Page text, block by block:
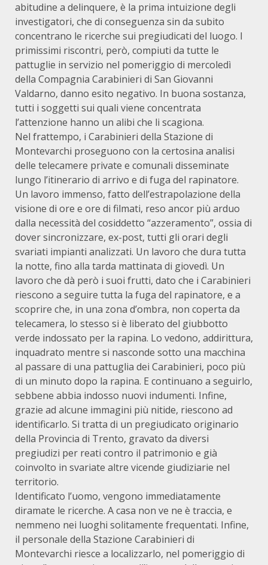
abitudine a delinquere, è la prima intuizione degli
investigatori, che di conseguenza sin da subito
concentrano le ricerche sui pregiudicati del luogo. I
primissimi riscontri, però, compiuti da tutte le
pattuglie in servizio nel pomeriggio di mercoledì
della Compagnia Carabinieri di San Giovanni
Valdarno, danno esito negativo. In buona sostanza,
tutti i soggetti sui quali viene concentrata
l’attenzione hanno un alibi che li scagiona.
Nel frattempo, i Carabinieri della Stazione di
Montevarchi proseguono con la certosina analisi
delle telecamere private e comunali disseminate
lungo l’itinerario di arrivo e di fuga del rapinatore.
Un lavoro immenso, fatto dell’estrapolazione della
visione di ore e ore di filmati, reso ancor più arduo
dalla necessità del cosiddetto “azzeramento”, ossia di
dover sincronizzare, ex-post, tutti gli orari degli
svariati impianti analizzati. Un lavoro che dura tutta
la notte, fino alla tarda mattinata di giovedì. Un
lavoro che dà però i suoi frutti, dato che i Carabinieri
riescono a seguire tutta la fuga del rapinatore, e a
scoprire che, in una zona d’ombra, non coperta da
telecamera, lo stesso si è liberato del giubbotto
verde indossato per la rapina. Lo vedono, addirittura,
inquadrato mentre si nasconde sotto una macchina
al passare di una pattuglia dei Carabinieri, poco più
di un minuto dopo la rapina. E continuano a seguirlo,
sebbene abbia indosso nuovi indumenti. Infine,
grazie ad alcune immagini più nitide, riescono ad
identificarlo. Si tratta di un pregiudicato originario
della Provincia di Trento, gravato da diversi
pregiudizi per reati contro il patrimonio e già
coinvolto in svariate altre vicende giudiziarie nel
territorio.
Identificato l’uomo, vengono immediatamente
diramate le ricerche. A casa non ve ne è traccia, e
nemmeno nei luoghi solitamente frequentati. Infine,
il personale della Stazione Carabinieri di
Montevarchi riesce a localizzarlo, nel pomeriggio di